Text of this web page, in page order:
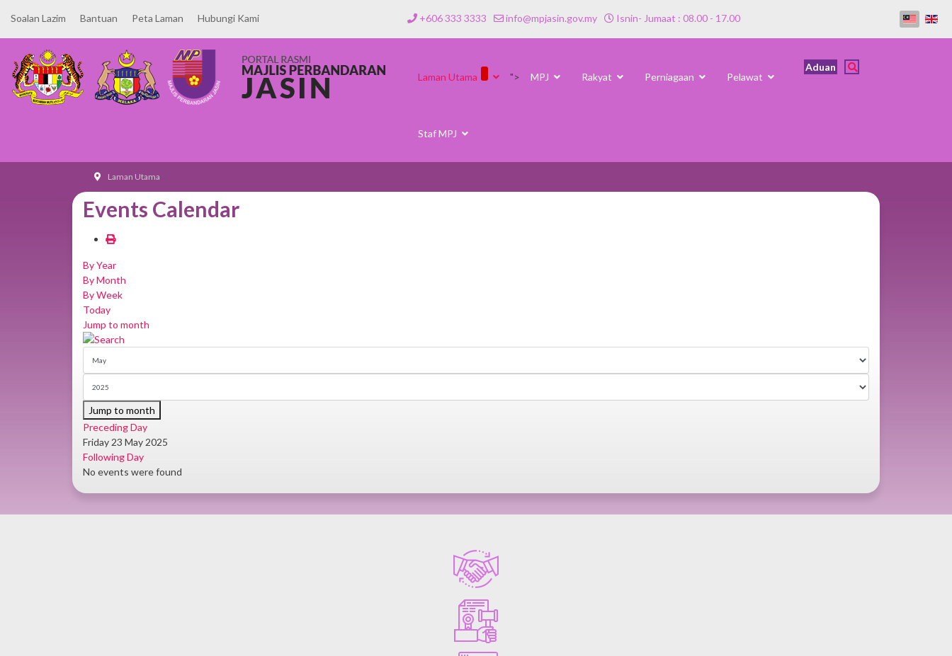
Soalan Lazim Bantuan Peta Laman Hubungi Kami +606 333 3333 info@mpjasin.gov.my Isnin- Jumaat : 08.00 - 17.00
Laman Utama "> MPJ Rakyat Perniagaan Pelawat
Staf MPJ
Aduan
Laman Utama
Events Calendar
By Year
By Month
By Week
Today
Jump to month
Jump to month
Preceding Day
Friday 23 May 2025
Following Day
No events were found